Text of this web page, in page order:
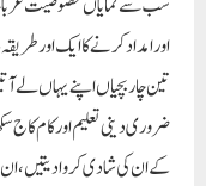
اور امداد کرنے کا ایک اور
تین چار بچیاں اپنے یہاں لے
ضروری دینی تعلیم اور کام
کے ان کی شادی کروا دیتیں ،